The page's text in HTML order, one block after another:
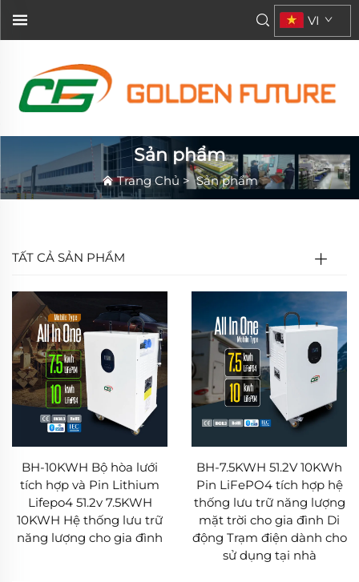
VI
Sản phẩm
Trang Chủ >Sản phẩm
TẤT CẢ SẢN PHẨM
BH-10KWH Bộ hòa lưới
tích hợp và Pin Lithium
Lifepo4 51.2v 7.5KWH
10KWH Hệ thống lưu trữ
năng lượng cho gia đình
BH-7.5KWH 51.2V 10KWh
Pin LiFePO4 tích hợp hệ
thống lưu trữ năng lượng
mặt trời cho gia đình Di
động Trạm điện dành cho
sử dụng tại nhà